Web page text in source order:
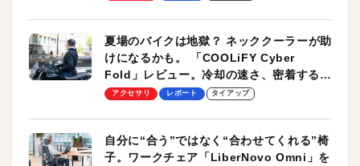
夏場のバイクは地獄？ ネッククーラーが助
けになるかも。 「COOLiFY Cyber
Fold」レビュー。冷却の速さ、密着する冷
却プレート、シンプルな操作性がグッド！
アクセサリ レポート タイアップ
自分に“合う”ではなく“合わせてくれる”椅
子。ワークチェア「LiberNovo Omni」を